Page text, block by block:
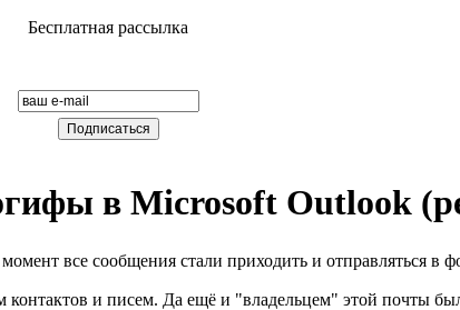
Бесплатная рассылка
в Microsoft Outlook
то момент все сообщения стали приходить и
и писем. Да ещё и "владельцем" этой почты